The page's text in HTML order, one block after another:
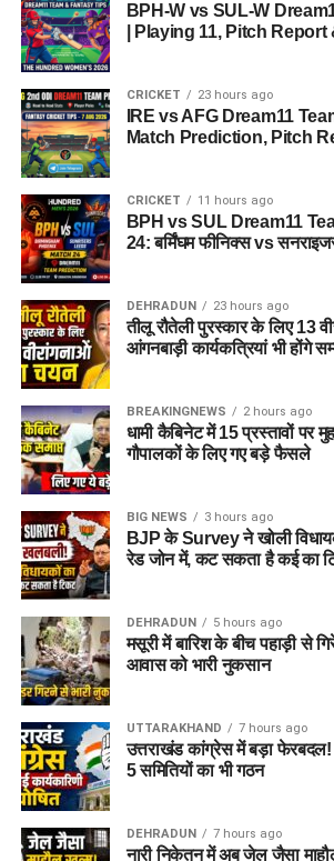
BPH-W vs SUL-W
| Playing 11, Pitch
CRICKET 23 hours ago
IRE vs AFG Dream11
Match Prediction, Pitch
CRICKET 11 hours ago
BPH vs SUL Dream11
24: बर्मिंघम फीनिक्स vs
DEHRADUN 23 hours ago
तीलू रौतेली पुरस्कार के लिए 13
आंगनबाड़ी कार्यकत्रियां भी होंगे
BREAKINGNEWS 2 hours ago
धामी कैबिनेट में 15 प्रस्तावों पर
गौपालकों के लिए गए बड़े फैसले
BIG NEWS 3 hours ago
BJP के Survey ने खोली
रेड जोन में, कट सकता है कई का
DEHRADUN 5 hours ago
मसूरी में बारिश के बीच पहाड़ी से
आवास को भारी नुकसान
UTTARAKHAND 7 hours ago
उत्तराखंड कांग्रेस में बड़ा फेरबदल!
5 समितियों का भी गठन
DEHRADUN 7 hours ago
नारी निकेतन में अब जेल जैसा